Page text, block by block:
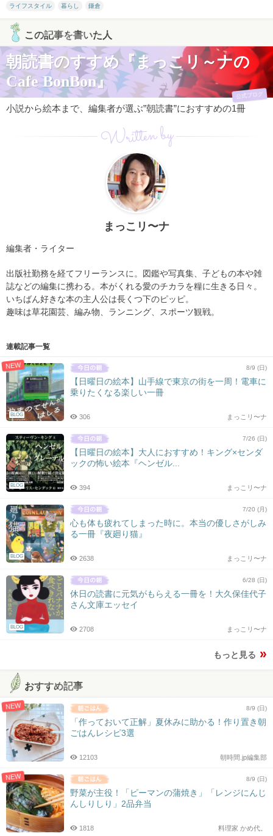
ライフスタイル 暮らし 鎌倉
この記事を書いた人
朝読書のすすめ『まっこリ～ナの
Cafe BonBon』
公式ブログ
小説から絵本まで、編集者が選ぶ”朝読書”におすすめの1冊
Written by
まっこリ〜ナ
編集者・ライター
出版社勤務を経てフリーランスに。図鑑や写真集、子どもの本や雑
誌などの編集に携わる。本がくれる愛のチカラを糧に生きる日々。
いちばん好きな本の主人公は長くつ下のピッピ。
趣味は草花園芸、編み物、ランニング、スポーツ観戦。
連載記事一覧
NEW
BLOG
8/9 (日)
【日曜日の絵本】山手線で東京の街を一周！電車に
乗りたくなる楽しい一冊
まっこリ〜ナ
306
BLOG
7/26 (日)
【日曜日の絵本】大人におすすめ！キング×センダ
ックの怖い絵本『ヘンゼル...
まっこリ〜ナ
394
BLOG
7/20 (月)
心も体も疲れてしまった時に。本当の優しさがしみ
る一冊『夜廻り猫』
まっこリ〜ナ
2638
BLOG
6/28 (日)
休日の読書に元気がもらえる一冊を！大久保佳代子
さん文庫エッセイ
まっこリ〜ナ
2708
もっと見る
おすすめ記事
NEW 8/9 (日)
「作っておいて正解」夏休みに助かる！作り置き朝
ごはんレシピ3選
朝時間.jp編集部
12103
NEW 8/9 (日)
野菜が主役！「ピーマンの蒲焼き」「レンジにんじ
んしりしり」2品弁当
料理家 かめ代。
1818